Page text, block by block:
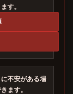
す。
不安がある場
ます。